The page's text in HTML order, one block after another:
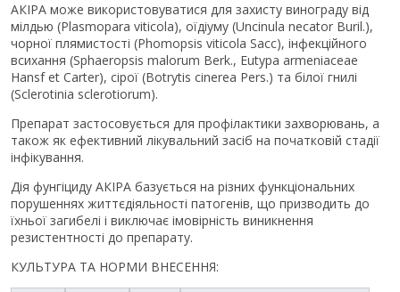
АКІРА може використовуватися для захисту винограду від
мілдью (Plasmopara viticola), оїдіуму (Uncinula necator Buril.),
чорної плямистості (Phomopsis viticola Sacc), інфекційного
всихання (Sphaeropsis malorum Berk., Eutypa armeniaceae
Hansf et Carter), сірої (Botrytis cinerea Pers.) та білої гнилі
(Sclerotinia sclerotiorum).
Препарат застосовується для профілактики захворювань, а
також як ефективний лікувальний засіб на початковій стадії
інфікування.
Дія фунгіциду АКІРА базується на різних функціональних
порушеннях життєдіяльності патогенів, що призводить до
їхньої загибелі і виключає імовірність виникнення
резистентності до препарату.
КУЛЬТУРА ТА НОРМИ ВНЕСЕННЯ: